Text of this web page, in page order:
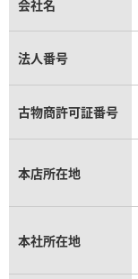
銀・シルバー買取
パラジウム買取
パライバトルマリン
キャッツアイ買取
ガーネット買取
アクアマリン買取
ヴァシュロン・コン
オメガ買取
カルティエ買取
フランク ミュラー買取
リシャール・ミル買取
パネライ買取
チューダー（チュー
シャネル マトラッセ
セリーヌ買取
プラダ買取
ショーメ買取
ダミアーニ買取
モーブッサン買取
会社名
法人番号
古物商許可証番号
本店所在地
本社所在地